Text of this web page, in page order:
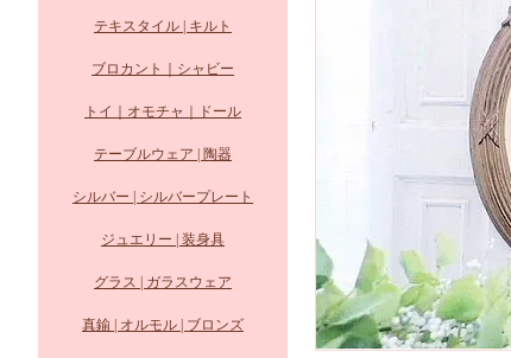
テキスタイル | キルト
ブロカント｜シャビー
トイ｜オモチャ｜ドール
テーブルウェア | 陶器
シルバー | シルバープレート
ジュエリー | 装身具
グラス | ガラスウェア
真鍮 | オルモル | ブロンズ